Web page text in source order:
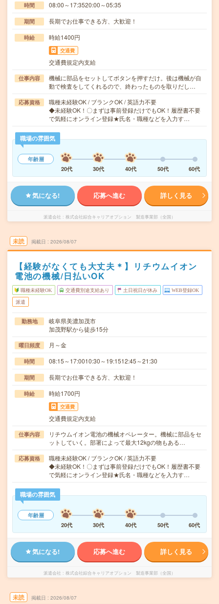
時間 08:00～17:3520:00～05:35
期間 長期でお仕事できる方、大歓迎！
時給 時給1400円
交通費
交通費規定内支給
仕事内容
機械に部品をセットしてボタンを押すだけ。後は機械が自
動で検査をしてくれるので、終わったものを取りだし…
応募資格
職種未経験OK / ブランクOK / 英語力不要
◆未経験OK！〇まずは事前登録だけでもOK！履歴書不要
で気軽にオンライン登録★氏名・職種などを入力す…
職場の雰囲気
年齢層
20代
30代 40代 50代 60代
気になる! 応募へ進む 詳しく見る
派遣会社 株式会社綜合キャリアオプション 製造事業部（全国）
未読 掲載日 2026/08/07
【経験がなくても大丈夫＊】リチウムイオン
電池の機械/日払いOK
職種未経験OK 交通費別途支給あり 土日祝日が休み WEB登録OK
派遣
勤務地
岐阜県美濃加茂市
加茂野駅から徒歩15分
曜日頻度 月～金
時間 08:15～17:0010:30～19:1512:45～21:30
期間 長期でお仕事できる方、大歓迎！
時給 時給1700円
交通費
交通費規定内支給
仕事内容
リチウムイオン電池の機械オペレーター。機械に部品をセ
ットしていく。部署によって最大12kgの物もある…
応募資格
職種未経験OK / ブランクOK / 英語力不要
◆未経験OK！〇まずは事前登録だけでもOK！履歴書不要
で気軽にオンライン登録★氏名・職種などを入力す…
職場の雰囲気
年齢層
20代
30代 40代 50代 60代
気になる! 応募へ進む 詳しく見る
派遣会社 株式会社綜合キャリアオプション 製造事業部（全国）
未読 掲載日 2026/08/07